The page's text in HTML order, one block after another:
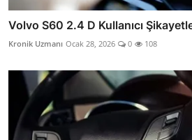
Volvo S60 2.4 D Kullanıcı
Kronik Uzmanı Ocak 28, 2026 0 108